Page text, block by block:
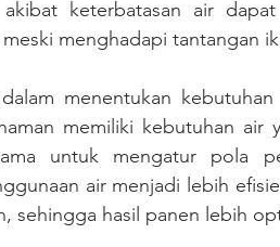
keterbatasan air
menghadapi tantangan
memiliki kebutuhan air
untuk mengatur pola
air menjadi lebih
sehingga hasil panen lebih